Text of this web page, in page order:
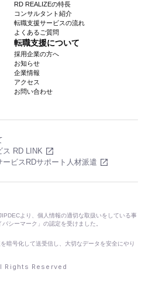
RD REALIZEの特長
コンサルタント紹介
転職支援サービスの流れ
よくあるご質問
転職支援について
採用企業の方へ
お知らせ
企業情報
アクセス
お問い合わせ
ス RD LINK
ビスRDサポート人材派遣
より、個人情報の適切な取扱いをしている事
シーマーク」の認定を受けました。
暗号化して送受信し、大切なデータを安全にやり
Rights Reserved